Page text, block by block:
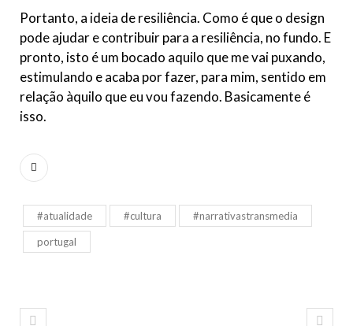
Portanto, a ideia de resiliência. Como é que o design
pode ajudar e contribuir para a resiliência, no fundo. E
pronto, isto é um bocado aquilo que me vai puxando,
estimulando e acaba por fazer, para mim, sentido em
relação àquilo que eu vou fazendo. Basicamente é
isso.
#atualidade #cultura #narrativastransmedia
portugal